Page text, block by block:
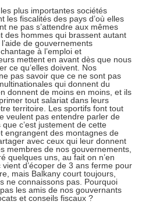
plus importantes sociétés
les fiscalités des pays d’où elles
ne pas s’attendre aux mêmes
des hommes qui brassent autant
de gouvernements
à l’emploi et
mettent en avant dès que nous
ce qu’elles doivent. Nos
pas savoir que ce ne sont pas
qui donnent du
donnent de moins en moins, et ils
tout salariat dans leurs
territoire. Les sportifs font tout
veulent pas entendre parler de
c’est justement de cette
engrangent des montagnes de
avec ceux qui leur donnent
membres de nos gouvernements,
quelques uns, au fait on n’en
d’écoper de 3 ans ferme pour
mais Balkany court toujours,
ne connaissons pas. Pourquoi
les amis de nos gouvernants
et conseils fiscaux ?